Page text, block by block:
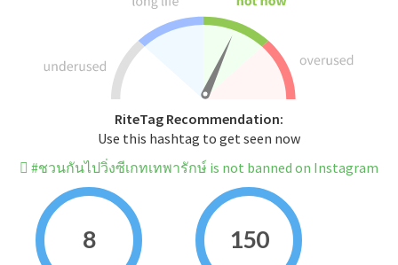
RiteTag Recommendation:
Use this hashtag to get seen now
#ชวนกันไปวิ่งซีเกทเทพารักษ์ is not banned on Instagram
8 150